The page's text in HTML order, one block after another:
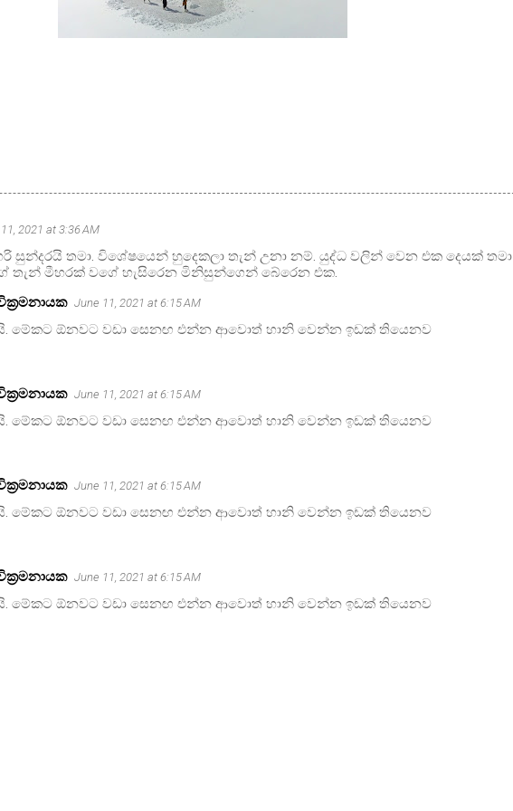
2021 at 3:36 AM
සුන්දරයි තමා. විශේෂයෙන් හුදෙකලා තැන් උනා නම්. යුද්ධ වලින් වෙන එක දෙයක් තමා
තැන් මීහරක් වගේ හැසිරෙන මිනිසුන්ගෙන් බේරෙන එක.
June 11, 2021 at 6:15 AM
මේකට ඕනවට වඩා සෙනඟ එන්න ආවොත් හානි වෙන්න ඉඩක් තියෙනව
June 11, 2021 at 6:15 AM
මේකට ඕනවට වඩා සෙනඟ එන්න ආවොත් හානි වෙන්න ඉඩක් තියෙනව
June 11, 2021 at 6:15 AM
මේකට ඕනවට වඩා සෙනඟ එන්න ආවොත් හානි වෙන්න ඉඩක් තියෙනව
June 11, 2021 at 6:15 AM
මේකට ඕනවට වඩා සෙනඟ එන්න ආවොත් හානි වෙන්න ඉඩක් තියෙනව